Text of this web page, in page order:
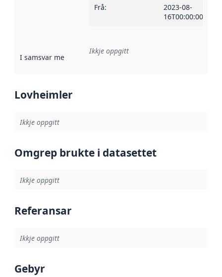
Frå:
2023-08-
16T00:00:00Z
I samsvar med Referanse til ei implementeringsregel eller
Ikkje oppgitt
Lovheimler
Ikkje oppgitt
Omgrep brukte i datasettet
Ikkje oppgitt
Referansar
Ikkje oppgitt
Gebyr